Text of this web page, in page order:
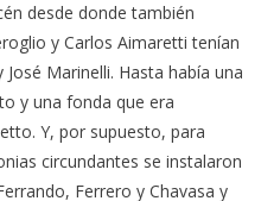
desde donde también
y Carlos Aimaretti tenían
Marinelli. Hasta había una
y una fonda que era
Y, por supuesto, para
circundantes se instalaron
Ferrero y Chavasa y